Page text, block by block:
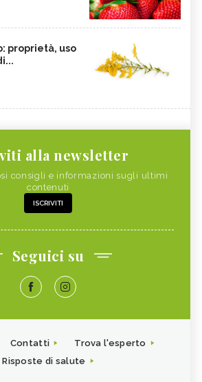
proprietà, uso
alla newsletter
consigli e informazioni sugli ultimi
contenuti
ISCRIVITI
Seguici su
Contatti
Trova l'esperto
Risposte di salute